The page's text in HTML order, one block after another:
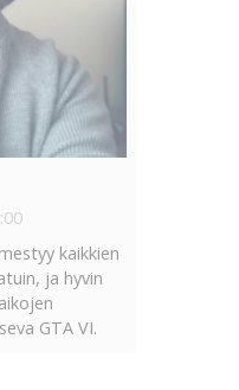
kaikkien
ja hyvin
GTA VI.